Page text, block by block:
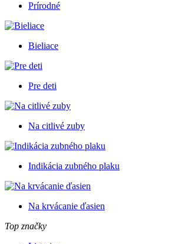
Prírodné
Bieliace
Pre deti
Na citlivé zuby
Indikácia zubného plaku
Na krvácanie ďasien
Top značky